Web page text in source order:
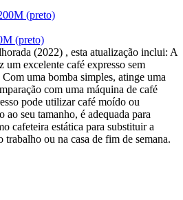
(preto)
(2022) , esta atualização inclui: A
um excelente café expresso sem
uma bomba simples, atinge uma
com uma máquina de café
pode utilizar café moído ou
ao seu tamanho, é adequada para
cafeteira estática para substituir a
trabalho ou na casa de fim de semana.